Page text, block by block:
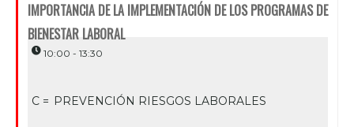
IMPORTANCIA DE LA IMPLEMENTACIÓN DE LOS PROGRAMAS DE
BIENESTAR LABORAL
10:00 - 13:30
C = PREVENCIÓN RIESGOS LABORALES